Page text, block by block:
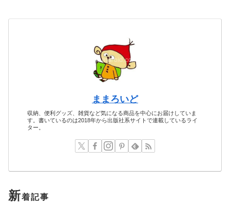
ままろいど
収納、便利グッズ、雑貨など気になる商品を中心にお届けしていま
す。書いているのは2018年から出版社系サイトで連載しているライ
ター。
新着記事